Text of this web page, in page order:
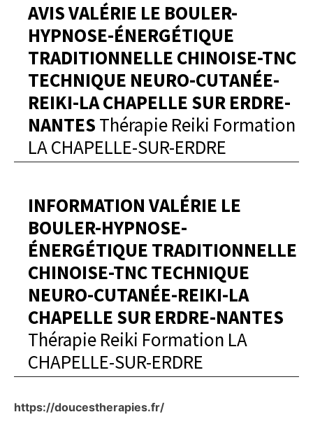
AVIS VALÉRIE LE BOULER-
HYPNOSE-ÉNERGÉTIQUE
TRADITIONNELLE CHINOISE-TNC
TECHNIQUE NEURO-CUTANÉE-
REIKI-LA CHAPELLE SUR ERDRE-
NANTES Thérapie Reiki Formation
LA CHAPELLE-SUR-ERDRE
INFORMATION VALÉRIE LE
BOULER-HYPNOSE-
ÉNERGÉTIQUE TRADITIONNELLE
CHINOISE-TNC TECHNIQUE
NEURO-CUTANÉE-REIKI-LA
CHAPELLE SUR ERDRE-NANTES
Thérapie Reiki Formation LA
CHAPELLE-SUR-ERDRE
https://doucestherapies.fr/